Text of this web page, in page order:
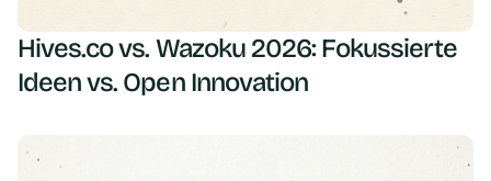
Hives.co vs. Wazoku 2026: Fokussierte
Ideen vs. Open Innovation